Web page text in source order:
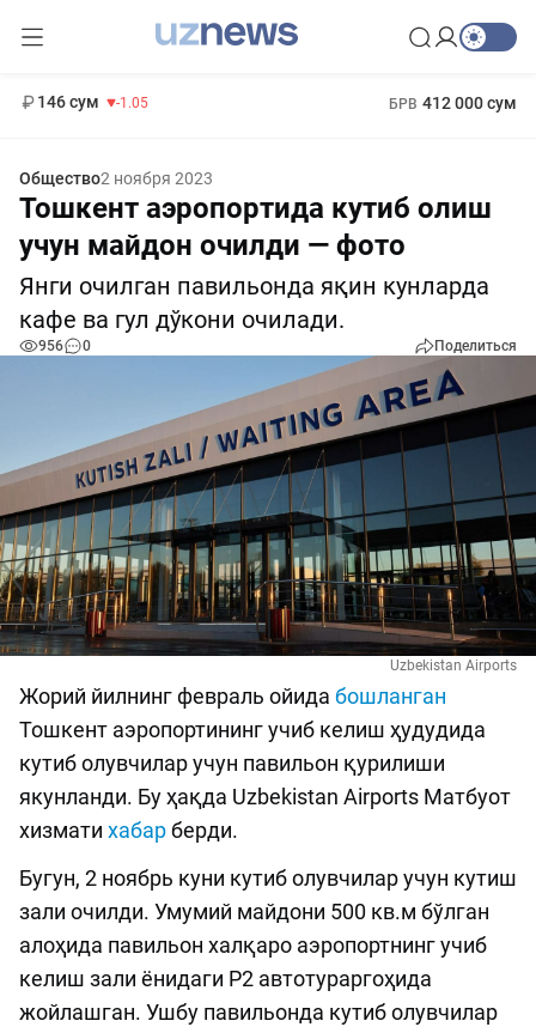
146 сум -1.05 БРВ 412 000 сум
Общество2 ноября 2023
Тошкент аэропортида кутиб олиш
учун майдон очилди — фото
Янги очилган павильонда яқин кунларда
кафе ва гул дўкони очилади.
956 0 Поделиться
Uzbekistan Airports
Жорий йилнинг февраль ойида бошланган
Тошкент аэропортининг учиб келиш ҳудудида
кутиб олувчилар учун павильон қурилиши
якунланди. Бу ҳақда Uzbekistan Airports Матбуот
хизмати хабарберди.
Бугун, 2 ноябрь куни кутиб олувчилар учун кутиш
зали очилди. Умумий майдони 500 кв.м бўлган
алоҳида павильон халқаро аэропортнинг учиб
келиш зали ёнидаги P2 автотураргоҳида
жойлашган. Ушбу павильонда кутиб олувчилар